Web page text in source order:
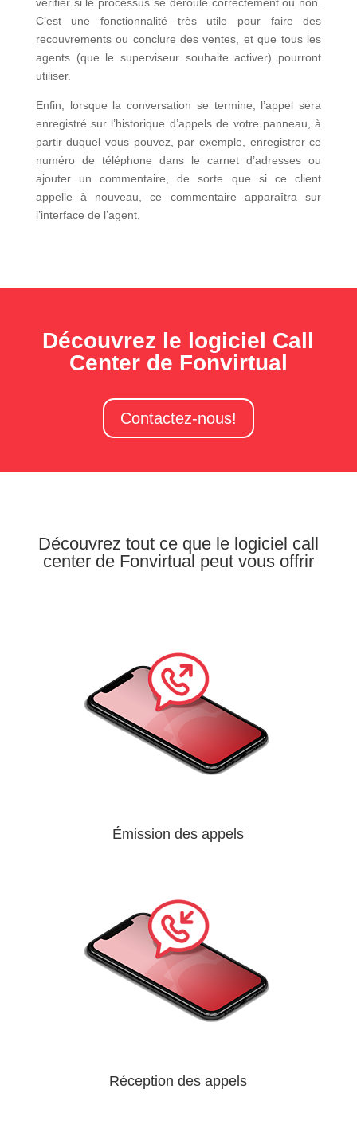
C’est une fonctionnalité très utile pour faire des
recouvrements ou conclure des ventes, et que tous les
agents (que le superviseur souhaite activer) pourront
utiliser.
Enfin, lorsque la conversation se termine, l’appel sera
enregistré sur l’historique d’appels de votre panneau, à
partir duquel vous pouvez, par exemple, enregistrer ce
numéro de téléphone dans le carnet d’adresses ou
ajouter un commentaire, de sorte que si ce client
appelle à nouveau, ce commentaire apparaîtra sur
l’interface de l’agent.
Découvrez le logiciel Call
Center de Fonvirtual
Contactez-nous!
Découvrez tout ce que le logiciel call
center de Fonvirtual peut vous offrir
Émission des appels
Réception des appels